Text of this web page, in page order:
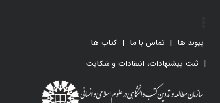
پیوند ها تماس با ما
کتاب ها
ثبت پیشنهادات، انتقادات و شکایت